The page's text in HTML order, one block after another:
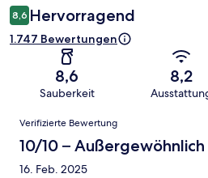
8,6 Hervorragend
1.747 Bewertungen
8,6
Sauberkeit
8,2
Bewertungen
Verifizierte Bewertung
10/10 – Außergewöhnlich
16. Feb. 2025